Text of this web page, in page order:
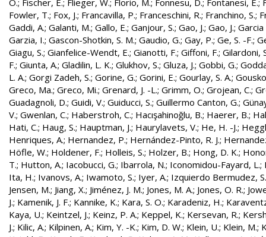
O.; Fischer, E.; Flieger, W.; Florio, M.; Fonnesu, D.; Fontanesi, E.;
Fowler, T.; Fox, J.; Francavilla, P.; Franceschini, R.; Franchino, S.;
Gaddi, A.; Galanti, M.; Gallo, E.; Ganjour, S.; Gao, J.; Gao, J.; Garcia
Garzia, I.; Gascon-Shotkin, S. M.; Gaudio, G.; Gay, P.; Ge, S. -F.;
Giagu, S.; Gianfelice-Wendt, E.; Gianotti, F.; Giffoni, F.; Gilardoni,
F.; Giunta, A.; Gladilin, L. K.; Glukhov, S.; Gluza, J.; Gobbi, G.;
L. A.; Gorgi Zadeh, S.; Gorine, G.; Gorini, E.; Gourlay, S. A.;
Greco, Ma.; Greco, Mi.; Grenard, J. -L.; Grimm, O.; Grojean, C.;
Guadagnoli, D.; Guidi, V.; Guiducci, S.; Guillermo Canton, G.;
V.; Gwenlan, C.; Haberstroh, C.; Hacışahinoğlu, B.; Haerer, B.;
Hati, C.; Haug, S.; Hauptman, J.; Haurylavets, V.; He, H. -J.;
Henriques, A.; Hernandez, P.; Hernández-Pinto, R. J.;
Höfle, W.; Holdener, F.; Holleis, S.; Holzer, B.; Hong, D. K.;
T.; Hutton, A.; Iacobucci, G.; Ibarrola, N.; Iconomidou-Fayard, L.;
Ita, H.; Ivanovs, A.; Iwamoto, S.; Iyer, A.; Izquierdo Bermudez, S.
Jensen, M.; Jiang, X.; Jiménez, J. M.; Jones, M. A.; Jones, O. R.;
J.; Kamenik, J. F.; Kannike, K.; Kara, S. O.; Karadeniz, H.;
Kaya, U.; Keintzel, J.; Keinz, P. A.; Keppel, K.; Kersevan, R.;
J.; Kilic, A.; Kilpinen, A.; Kim, Y. -K.; Kim, D. W.; Klein, U.; Klein, M.;